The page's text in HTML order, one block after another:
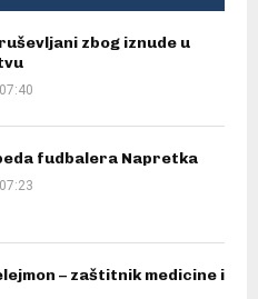
zbog iznude u
fudbalera Napretka
– zaštitnik medicine i